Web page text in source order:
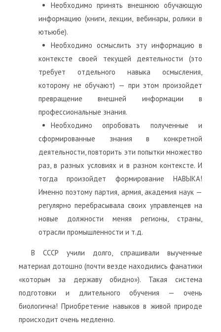
Необходимо принять внешнюю обучающую
информацию (книги, лекции, вебинары, ролики в
ютьюбе).
Необходимо осмыслить эту информацию в
контексте своей текущей деятельности (это
требует отдельного навыка осмысления,
которому не обучают) — при этом произойдет
превращение внешней информации в
профессиональные знания.
Необходимо опробовать полученные и
сформированные знания в конкретной
деятельности, повторить эти попытки множество
раз, в разных условиях и в разном контексте. И
тогда произойдет формирование НАВЫКА!
Именно поэтому партия, армия, академия наук —
регулярно перебрасывала своих управленцев на
новые должности меняя регионы, страны,
отрасли промышленности и т.д.
В СССР учили долго, спрашивали выученные
материал дотошно (почти везде находились фанатики
«которым за державу обидно»). Такая система
подготовки и длительного обучения — очень
биологична! Приобретение навыков в живой природе
происходит очень медленно.